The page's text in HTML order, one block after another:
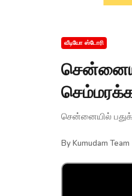
வீடியோ ஸ்டோரி
சென்னையில்
ByKumudam Team